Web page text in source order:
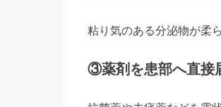
粘り気のある分泌物が柔
③薬剤を患部へ直接